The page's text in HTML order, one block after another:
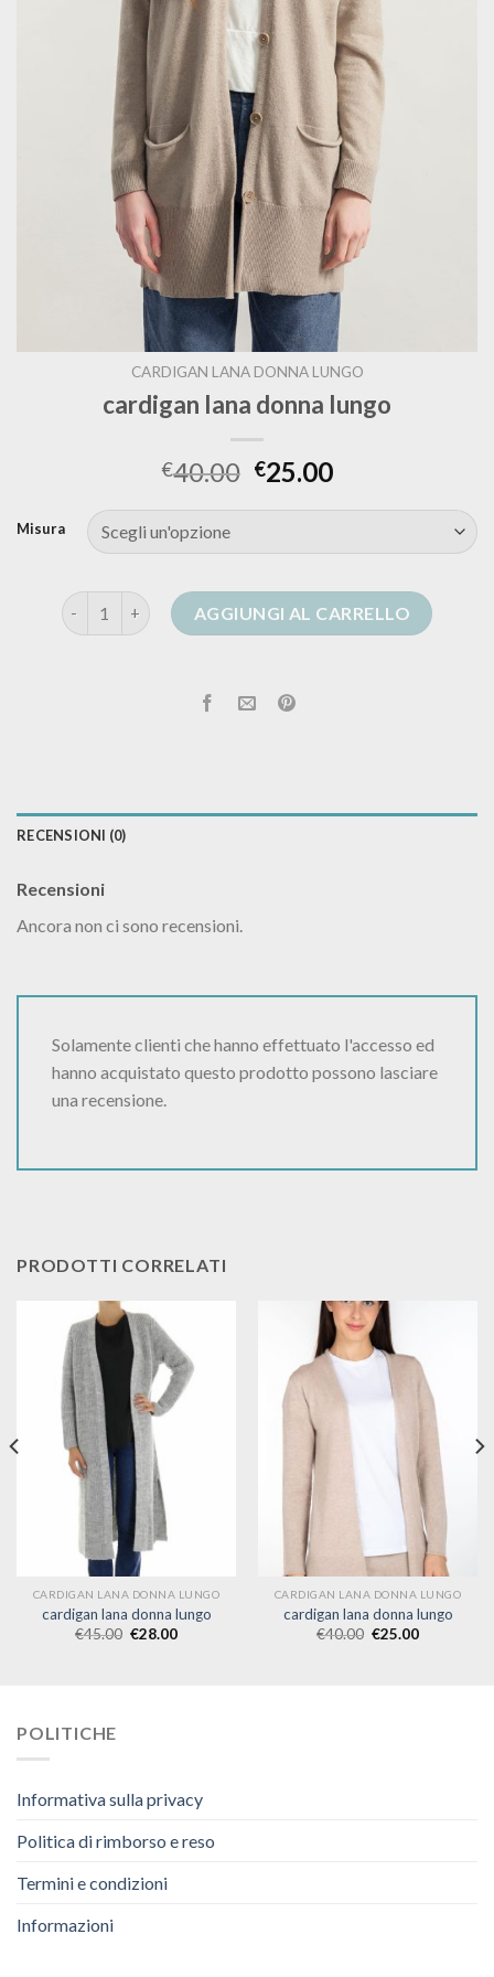
CARDIGAN LANA DONNA LUNGO
cardigan lana donna lungo
€40.00 €25.00
Misura
cardigan lana donna lungo quantità
AGGIUNGI AL CARRELLO
RECENSIONI (0)
Recensioni
Ancora non ci sono recensioni.
Solamente clienti che hanno effettuato l'accesso ed
hanno acquistato questo prodotto possono lasciare
una recensione.
PRODOTTI CORRELATI
CARDIGAN LANA DONNA LUNGO
cardigan lana donna lungo
€45.00 €28.00
CARDIGAN LANA DONNA LUNGO
cardigan lana donna lungo
€40.00 €25.00
POLITICHE
Informativa sulla privacy
Politica di rimborso e reso
Termini e condizioni
Informazioni